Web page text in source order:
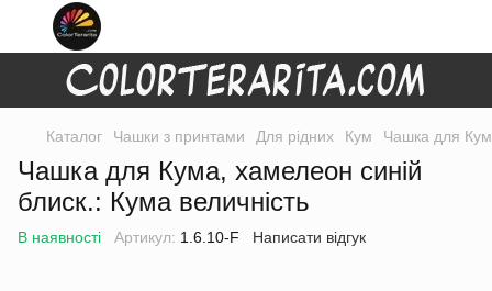
Каталог Чашки з принтами Для рідних Кум Чашка для
Чашка для Кума, хамелеон синій
блиск.: Кума величність
В наявності Артикул: 1.6.10-F Написати відгук